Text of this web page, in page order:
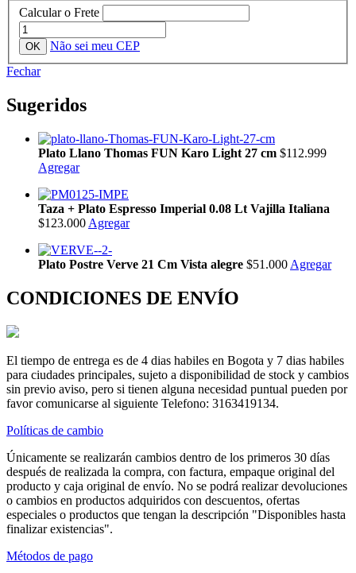
Calcular o Frete
Não sei meu CEP
Fechar
Sugeridos
Plato Llano Thomas FUN Karo Light 27 cm $112.999
Agregar
Taza + Plato Espresso Imperial 0.08 Lt Vajilla Italiana
$123.000 Agregar
Plato Postre Verve 21 Cm Vista alegre $51.000 Agregar
CONDICIONES DE ENVÍO
El tiempo de entrega es de 4 dias habiles en Bogota y 7 dias habiles
para ciudades principales, sujeto a disponibilidad de stock y cambios
sin previo aviso, pero si tienen alguna necesidad puntual pueden por
favor comunicarse al siguiente Telefono: 3163419134.
Políticas de cambio
Únicamente se realizarán cambios dentro de los primeros 30 días
después de realizada la compra, con factura, empaque original del
producto y caja original de envío. No se podrá realizar devoluciones
o cambios en productos adquiridos con descuentos, ofertas
especiales o productos que tengan la descripción "Disponibles hasta
finalizar existencias".
Métodos de pago